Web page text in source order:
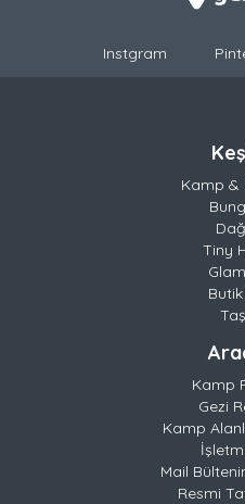
Instgram
Kamp &
Tiny
Kamp
Gezi
Kamp
Mail
Resmi